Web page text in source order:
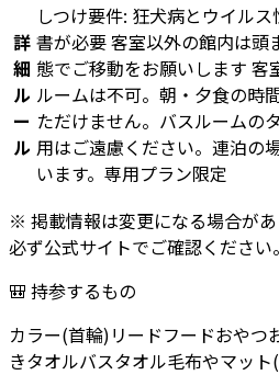
詳
細
ル
ー
ル
しつけ要件: 狂犬病とウイル
書が必要 客室以外の館内は頭
態でご移動をお願いします 客
ルームは不可。朝・夕食の時
ただけません。バスルームの
用はご遠慮ください。連泊の
います。専用プラン限定
※ 掲載情報は変更になる場合が
必ず公式サイトでご確認ください。
🎒 持参するもの
カラー(首輪)リードフードおやつ
きタオルバスタオル毛布やマット